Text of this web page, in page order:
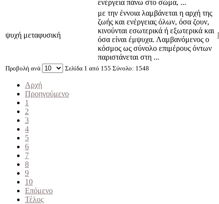
Προβολή ανά Σελίδα 1 από 155 Σύνολο: 1548
Αρχή
Προηγούμενο
1
2
3
4
5
6
7
8
9
10
Επόμενο
Τέλος
ενέργεια πά­νω στο σώμα, ...
ψυχή μεταφυσική
με την έννοια λαμβάνεται η αρχή της
ζωής και ενέργειας όλων, όσα ζουν,
κινούνται εσωτερικά ή εξωτερικά και
όσα είναι έμψυχα. Λαμβανόμενος ο
κόσμος ως σύνολο επιμέρους όντων
παριστάνεται στη ...